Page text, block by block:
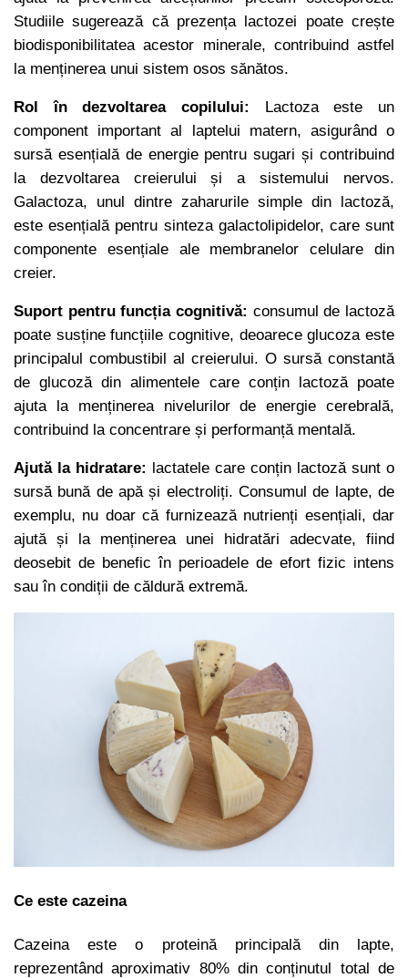
Studiile sugerează că prezența lactozei poate crește
biodisponibilitatea acestor minerale, contribuind astfel
la menținerea unui sistem osos sănătos.
Rol în dezvoltarea copilului: Lactoza este un
component important al laptelui matern, asigurând o
sursă esențială de energie pentru sugari și contribuind
la dezvoltarea creierului și a sistemului nervos.
Galactoza, unul dintre zaharurile simple din lactoză,
este esențială pentru sinteza galactolipidelor, care sunt
componente esențiale ale membranelor celulare din
creier.
Suport pentru funcția cognitivă: consumul de lactoză
poate susține funcțiile cognitive, deoarece glucoza este
principalul combustibil al creierului. O sursă constantă
de glucoză din alimentele care conțin lactoză poate
ajuta la menținerea nivelurilor de energie cerebrală,
contribuind la concentrare și performanță mentală.
Ajută la hidratare: lactatele care conțin lactoză sunt o
sursă bună de apă și electroliți. Consumul de lapte, de
exemplu, nu doar că furnizează nutrienți esențiali, dar
ajută și la menținerea unei hidratări adecvate, fiind
deosebit de benefic în perioadele de efort fizic intens
sau în condiții de căldură extremă.
Ce este cazeina
Cazeina este o proteină principală din lapte,
reprezentând aproximativ 80% din conținutul total de